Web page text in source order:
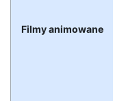
Filmy animowane